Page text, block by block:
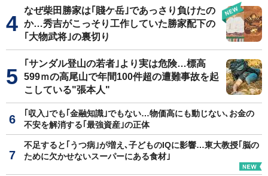
なぜ柴田勝家は｢賤ケ岳｣であっさり負けたの
か…秀吉がこっそり工作していた勝家配下の
｢大物武将｣の裏切り
｢サンダル登山の若者｣より実は危険…標高
599ｍの高尾山で年間100件超の遭難事故を起
こしている"張本人"
｢収入｣でも｢金融知識｣でもない…物価高にも動じない､お金の
不安を解消する｢最強資産｣の正体
不足すると｢うつ病｣が増え､子どものIQに影響…東大教授｢脳の
ために欠かせないスーパーにある食材｣